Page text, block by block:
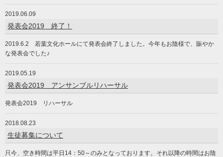
2019.06.09
発表会2019 終了！
2019.6.2 若葉文化ホールにて発表会終了しました。今年もお陰様で、賑やか
な発表会でした♪
2019.05.19
発表会2019 アンサンブルリハーサル
発表会2019 リハーサル
2018.08.23
生徒募集について
只今、空き時間は平日14：50～のみとなっております。それ以降の時間はお陰